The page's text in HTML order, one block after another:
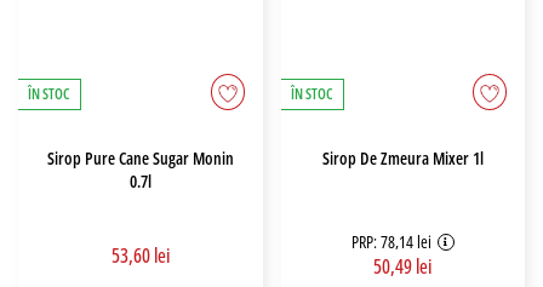
ÎN STOC
Sirop Pure Cane Sugar Monin
0.7l
53,60 lei
ÎN STOC
Sirop De Zmeura Mixer 1l
PRP: 78,14 lei
50,49 lei